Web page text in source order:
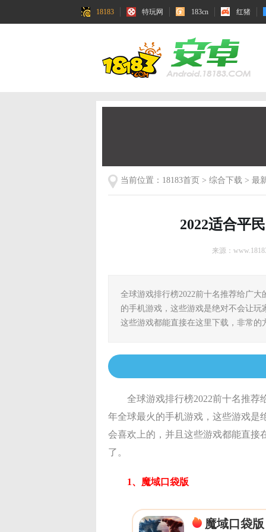
18183 特玩网 183cn 红猪
当前位置： 18183首页 > 综合下载 > 最
2022适合平
来源：
全球游戏排行榜2022前十名推荐给广
的手机游戏，这些游戏是绝对不会让
这些游戏都能直接在这里下载，非常
全球游戏排行榜2022前十名推荐
年全球最火的手机游戏，这些游戏是
会喜欢上的，并且这些游戏都能直接
了。
1、魔域口袋版
魔域口袋版